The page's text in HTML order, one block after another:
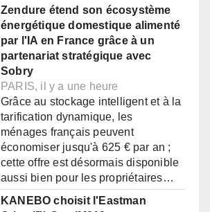
Zendure étend son écosystème
énergétique domestique alimenté
par l'IA en France grâce à un
partenariat stratégique avec
Sobry
PARIS, il y a une heure
Grâce au stockage intelligent et à la
tarification dynamique, les
ménages français peuvent
économiser jusqu'à 625 € par an ;
cette offre est désormais disponible
aussi bien pour les propriétaires…
KANEBO choisit l'Eastman